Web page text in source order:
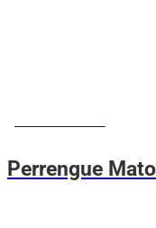
Perrengue